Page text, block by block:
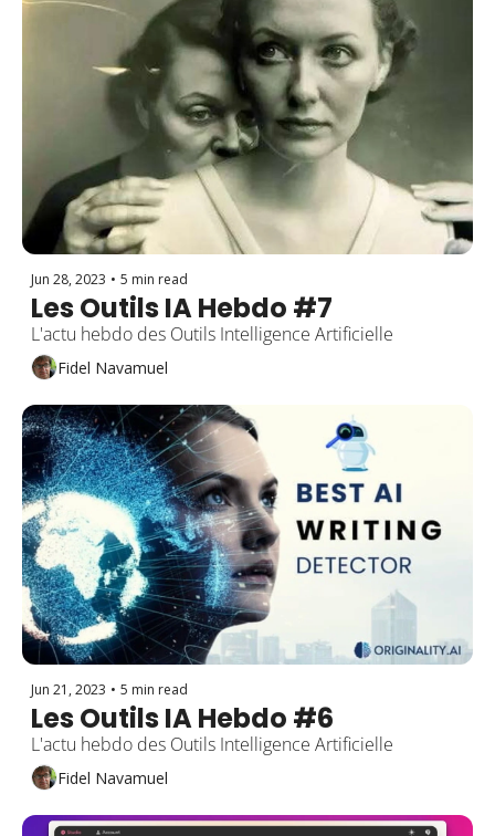
Jun 28, 2023 • 5 min read
L'actu hebdo des Outils Intelligence Artificielle
Fidel Navamuel
Jun 21, 2023 • 5 min read
L'actu hebdo des Outils Intelligence Artificielle
Fidel Navamuel